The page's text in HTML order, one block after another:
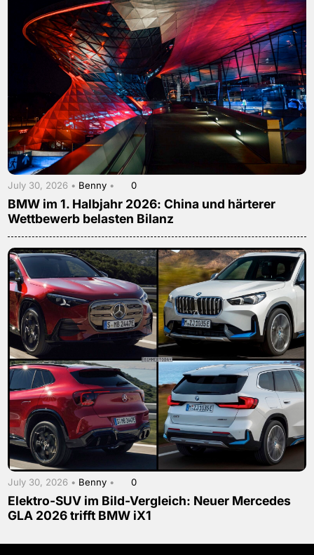
July 30, 2026 • Benny • 0
BMW im 1. Halbjahr 2026: China und härterer
Wettbewerb belasten Bilanz
July 30, 2026 • Benny • 0
Elektro-SUV im Bild-Vergleich: Neuer Mercedes
GLA 2026 trifft BMW iX1